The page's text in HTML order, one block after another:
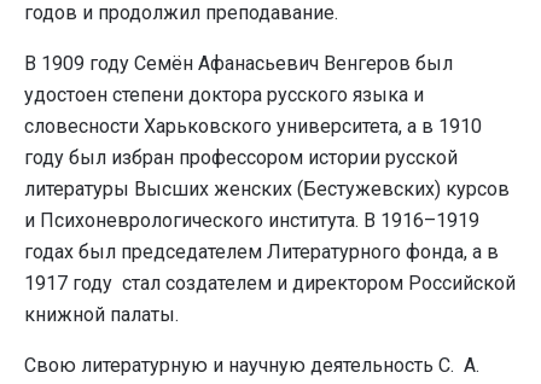
годов и продолжил преподавание.
В 1909 году Семён Афанасьевич Венгеров был
удостоен степени доктора русского языка и
словесности Харьковского университета, а в 1910
году был избран профессором истории русской
литературы Высших женских (Бестужевских) курсов
и Психоневрологического института. В 1916–1919
годах был председателем Литературного фонда, а в
1917 году стал создателем и директором Российской
книжной палаты.
Свою литературную и научную деятельность С. А.